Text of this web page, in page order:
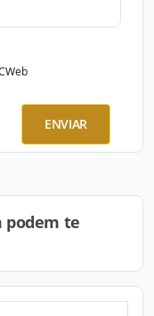
ENVIAR
podem te